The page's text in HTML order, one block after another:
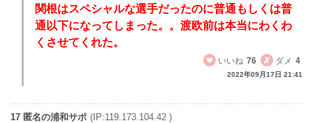
関根はスペシャルな選手だったのに普通もしくは普
通以下になってしまった。。渡欧前は本当にわくわ
くさせてくれた。
いいね 76 ダメ 4
2022年09月17日 21:41
17 匿名の浦和サポ (IP:119.173.104.42 )